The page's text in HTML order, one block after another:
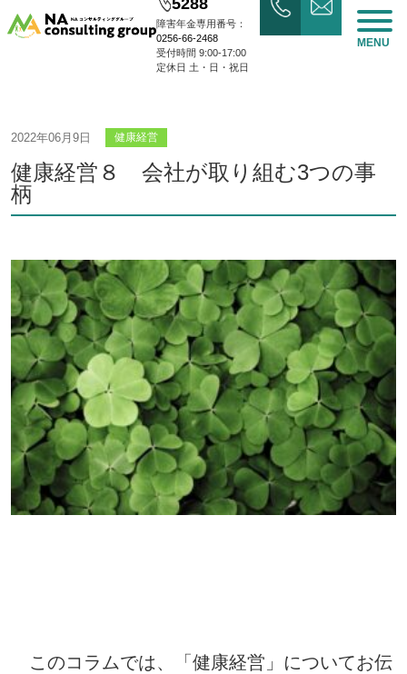
障害年金専用番号：
0256-66-2468
受付時間 9:00-17:00
定休日 土・日・祝日
MENU
2022年06月9日 健康経営
健康経営８ 会社が取り組む3つの事
柄
このコラムでは、「健康経営」についてお伝